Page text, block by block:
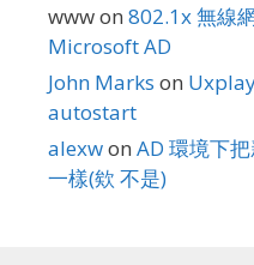
wwwon 802.1x 無線
Microsoft AD
John Marks on
autostart
alexwon AD 環境下
一樣(欸 不是)